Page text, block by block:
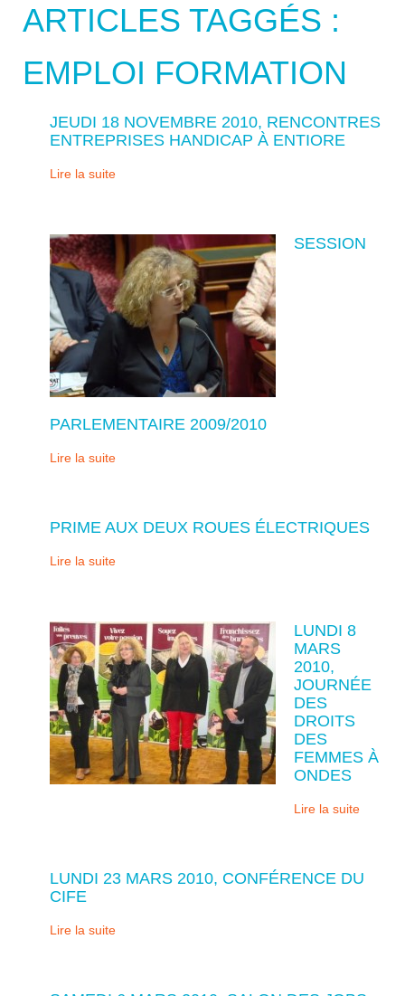
ARTICLES TAGGÉS :
EMPLOI FORMATION
JEUDI 18 NOVEMBRE 2010, RENCONTRES
ENTREPRISES HANDICAP À ENTIORE
Lire la suite
SESSION
PARLEMENTAIRE 2009/2010
Lire la suite
PRIME AUX DEUX ROUES ÉLECTRIQUES
Lire la suite
LUNDI 8
MARS
2010,
JOURNÉE
DES
DROITS
DES
FEMMES À
ONDES
Lire la suite
LUNDI 23 MARS 2010, CONFÉRENCE DU
CIFE
Lire la suite